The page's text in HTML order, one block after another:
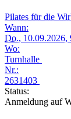
Pilates für die
Wann:
Do., 10.09.2026,
Wo:
Turnhalle
Nr.:
2631403
Status:
Anmeldung auf